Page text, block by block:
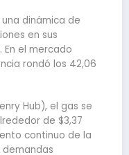
dinámica de
en sus
el mercado
rondó los 42,06
Hub), el gas se
de $3,37
continuo de la